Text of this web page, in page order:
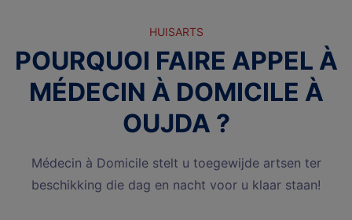
HUISARTS
POURQUOI FAIRE APPEL À
MÉDECIN À DOMICILE À
OUJDA ?
Médecin à Domicile stelt u toegewijde artsen ter
beschikking die dag en nacht voor u klaar staan!